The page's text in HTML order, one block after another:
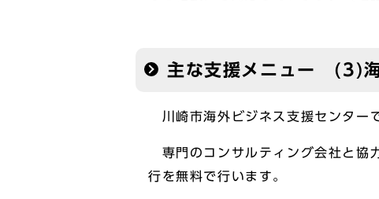
主な支援メニュー (3)
川崎市海外ビジネス支援センター
専門のコンサルティング会社と協
行を無料で行います。